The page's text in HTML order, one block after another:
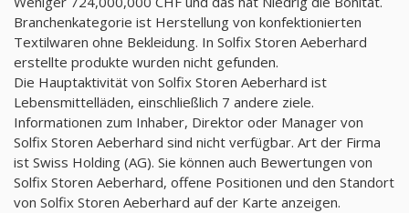
Branchenkategorie ist Herstellung von konfektionierten
Textilwaren ohne Bekleidung. In Solfix Storen Aeberhard
erstellte produkte wurden nicht gefunden.
Die Hauptaktivität von Solfix Storen Aeberhard ist
Lebensmittelläden, einschließlich 7 andere ziele.
Informationen zum Inhaber, Direktor oder Manager von
Solfix Storen Aeberhard sind nicht verfügbar. Art der Firma
ist Swiss Holding (AG). Sie können auch Bewertungen von
Solfix Storen Aeberhard, offene Positionen und den Standort
von Solfix Storen Aeberhard auf der Karte anzeigen.